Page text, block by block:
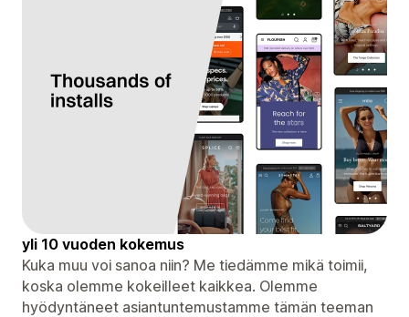
yli 10 vuoden kokemus
Kuka muu voi sanoa niin? Me tiedämme mikä toimii,
koska olemme kokeilleet kaikkea. Olemme
hyödyntäneet asiantuntemustamme tämän teeman